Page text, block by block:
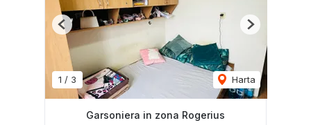
1 / 3 Harta
Previous Next
Garsoniera in zona Rogerius